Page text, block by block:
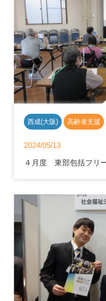
西成(大阪) 高齢者支援
2024/05/13
４月度 東部包括フリ